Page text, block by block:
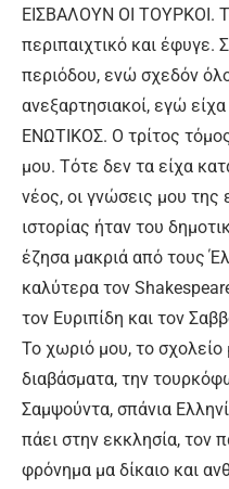
ΕΙΣΒΑΛΟΥΝ ΟΙ ΤΟΥΡΚΟΙ.
περιπαιχτικό και έφυγε.
περιόδου, ενώ σχεδόν
ανεξαρτησιακοί, εγώ είχα
ΕΝΩΤΙΚΟΣ. Ο τρίτος
μου. Τότε δεν τα είχα
νέος, οι γνώσεις μου της
ιστορίας ήταν του
έζησα μακριά από τους
καλύτερα τον
τον Ευριπίδη και τον
Το χωριό μου, το σχολείο
διαβάσματα, την
Σαμψούντα, σπάνια
πάει στην εκκλησία, τον
φρόνημα μα δίκαιο και